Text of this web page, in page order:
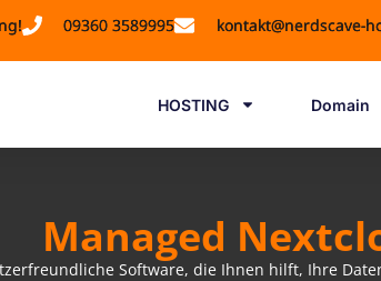
09360 3589995 kontakt@nerdscave-
HOSTING Domain
Managed
Software, die Ihnen hilft, Ihre